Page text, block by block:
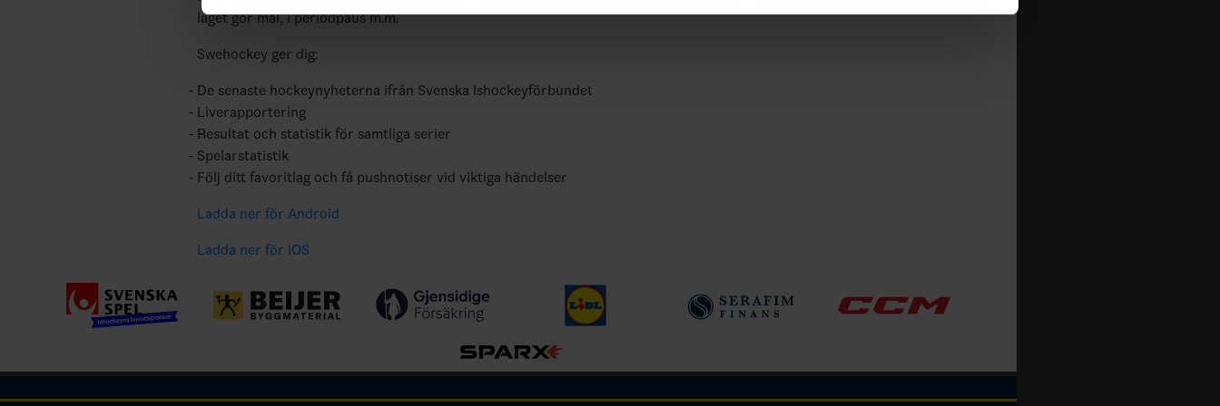
laget gör mål, i periodpaus m.m.
Swehockey ger dig:
De senaste hockeynyheterna ifrån Svenska Ishockeyförbundet
Liverapportering
Resultat och statistik för samtliga serier
Spelarstatistik
Följ ditt favoritlag och få pushnotiser vid viktiga händelser
Ladda ner för Android
Ladda ner för IOS